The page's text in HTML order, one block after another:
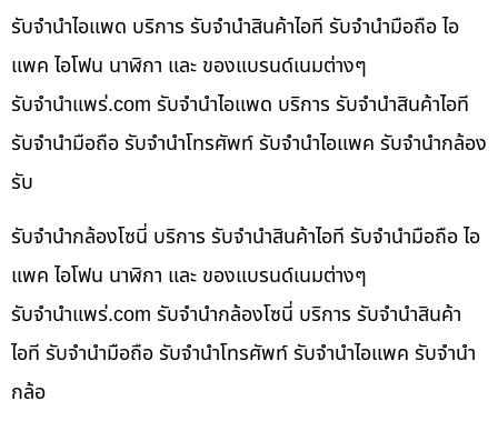
รับจำนำไอแพด บริการ รับจำนำสินค้าไอที รับจำนำมือถือ ไอ
แพค ไอโฟน นาฬิกา และ ของแบรนด์เนมต่างๆ
รับจํานําแพร่.com รับจำนำไอแพด บริการ รับจำนำสินค้าไอที
รับจำนำมือถือ รับจำนำโทรศัพท์ รับจำนำไอแพค รับจำนำกล้อง
รับ
รับจำนำกล้องโซนี่ บริการ รับจำนำสินค้าไอที รับจำนำมือถือ ไอ
แพค ไอโฟน นาฬิกา และ ของแบรนด์เนมต่างๆ
รับจํานําแพร่.com รับจำนำกล้องโซนี่ บริการ รับจำนำสินค้า
ไอที รับจำนำมือถือ รับจำนำโทรศัพท์ รับจำนำไอแพค รับจำนำ
กล้อ